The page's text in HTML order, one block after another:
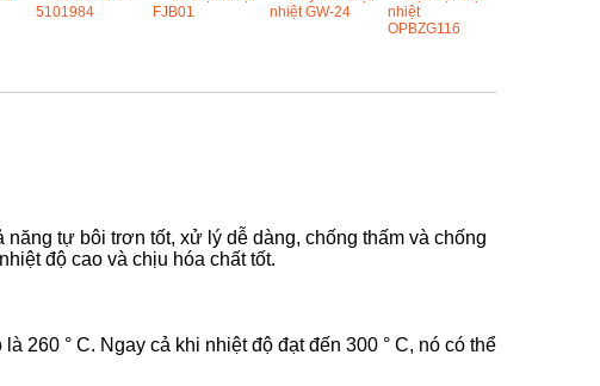
tự bôi trơn tốt, xử lý dễ dàng, chống thấm và chống
độ cao và chịu hóa chất tốt.
260 ° C. Ngay cả khi nhiệt độ đạt đến 300 ° C, nó có thể